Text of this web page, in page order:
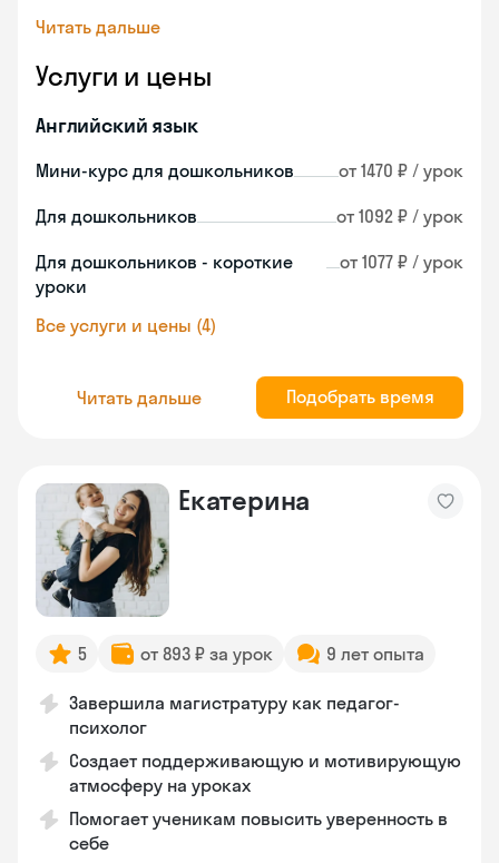
Читать дальше
Услуги и цены
Английский язык
Мини-курс для дошкольников от 1470 ₽ / урок
Для дошкольников от 1092 ₽ / урок
Для дошкольников - короткие
уроки
от 1077 ₽ / урок
Все услуги и цены (4)
Читать дальше Подобрать время
Екатерина
5 от 893 ₽ за урок 9 лет опыта
Завершила магистратуру как педагог-
психолог
Создает поддерживающую и мотивирующую
атмосферу на уроках
Помогает ученикам повысить уверенность в
себе